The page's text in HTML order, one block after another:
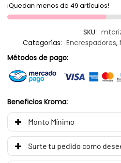
¡Quedan menos de 49 artículos!
SKU:
Categorías: Encrespadores,
Métodos de pago:
Beneficios Kroma:
Monto Mínimo
Surte tu pedido como